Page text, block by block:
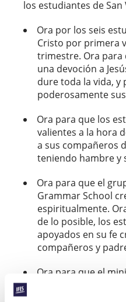
los estudiantes de
Ora por los seis
Cristo por primera
trimestre. Ora para
una devoción a
dure toda la vida, y
poderosamente
Ora para que los
valientes a la hora
a sus compañeros
teniendo hambre y
Ora para que el
Grammar School
espiritualmente.
de lo posible, los
apoyados en su fe
compañeros y
Ora para que el
escuelas
mundo produzca